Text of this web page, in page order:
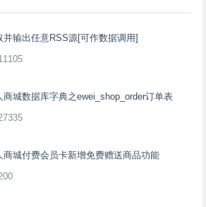
并输出任意RSS源[可作数据调用]
商城数据库字典之ewei_shop_order订单表
商城付费会员卡新增免费赠送商品功能